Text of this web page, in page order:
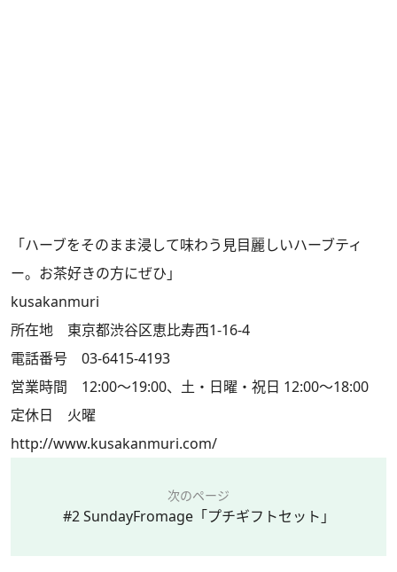
「ハーブをそのまま浸して味わう見目麗しいハーブティ
ー。お茶好きの方にぜひ」
kusakanmuri
所在地 東京都渋谷区恵比寿西1-16-4
電話番号 03-6415-4193
営業時間 12:00～19:00、土・日曜・祝日 12:00～18:00
定休日 火曜
http://www.kusakanmuri.com/
次のページ
#2 SundayFromage「プチギフトセット」